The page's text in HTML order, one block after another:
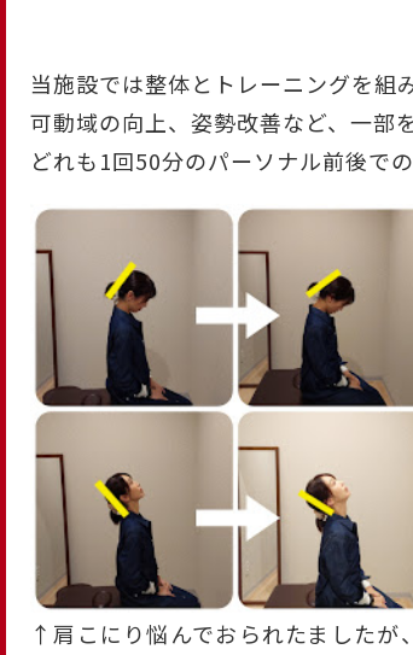
当施設では整体とトレーニングを組
可動域の向上、姿勢改善など、一部
どれも1回50分のパーソナル前後での
↑肩こにり悩んでおられたましたが